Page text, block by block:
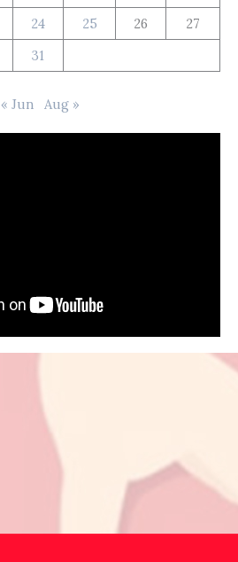
24 25 26
27
31
« Jun Aug »